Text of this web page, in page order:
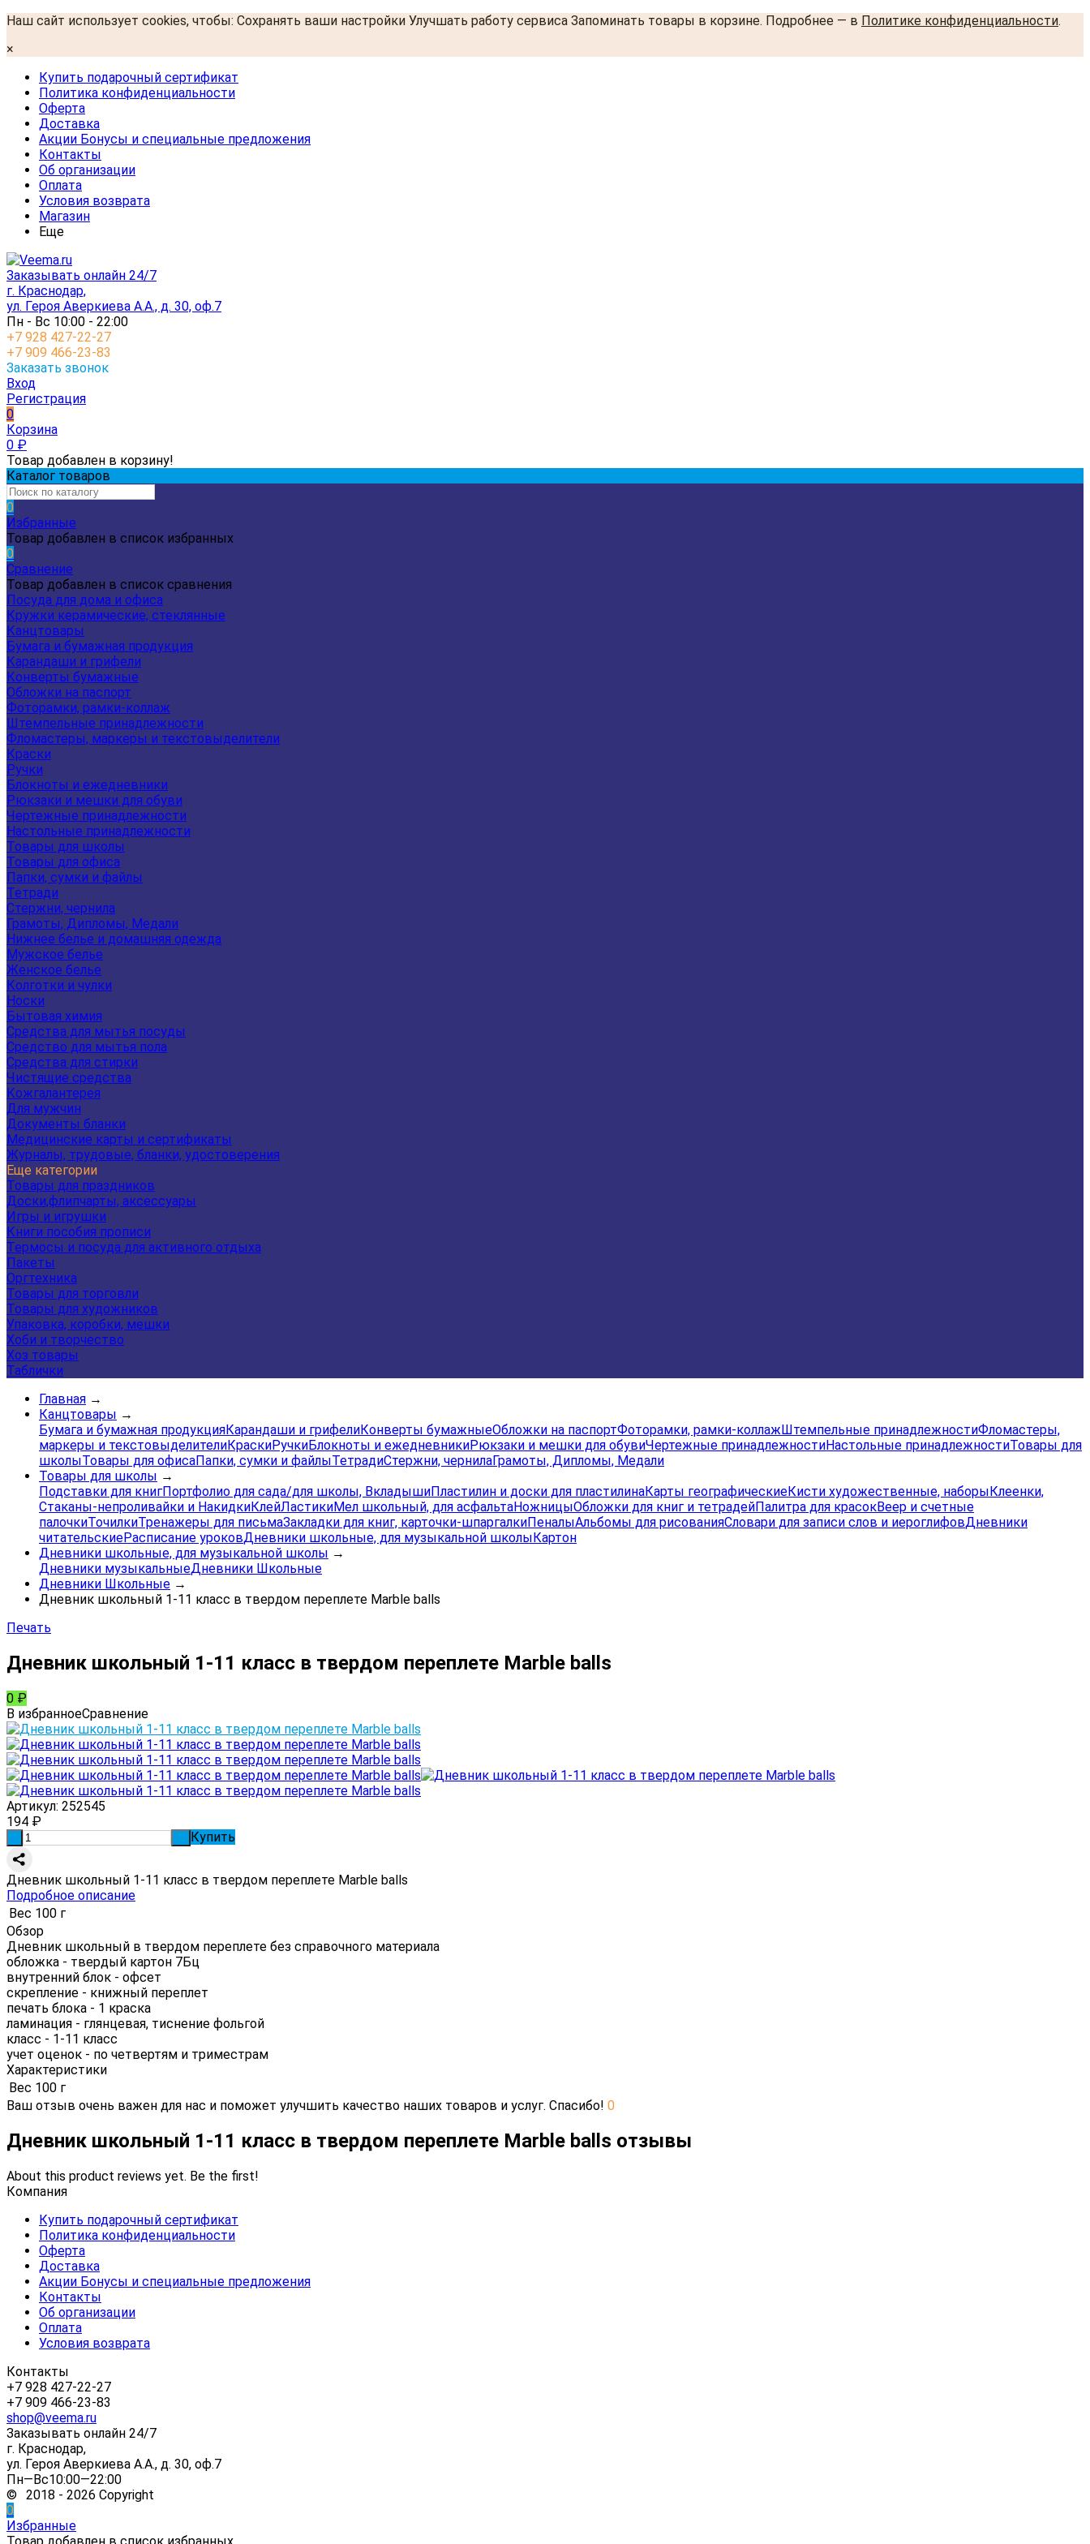
Наш сайт использует cookies, чтобы: Сохранять ваши настройки Улучшать работу сервиса Запоминать товары в корзине. Подробнее — в Политике конфиденциальности.
×
Купить подарочный сертификат
Политика конфиденциальности
Оферта
Доставка
Акции Бонусы и специальные предложения
Контакты
Об организации
Оплата
Условия возврата
Магазин
Еще
Заказывать онлайн 24/7
г. Краснодар,
ул. Героя Аверкиева А.А., д. 30, оф.7
Пн - Вс 10:00 - 22:00
+7 928 427-22-27
+7 909 466-23-83
Заказать звонок
Вход
Регистрация
0
Корзина
0 ₽
Товар добавлен в корзину!
Каталог товаров
0
Избранные
Товар добавлен в список избранных
0
Сравнение
Товар добавлен в список сравнения
Посуда для дома и офиса
Кружки керамические, стеклянные
Канцтовары
Бумага и бумажная продукция
Карандаши и грифели
Конверты бумажные
Обложки на паспорт
Фоторамки, рамки-коллаж
Штемпельные принадлежности
Фломастеры, маркеры и текстовыделители
Краски
Ручки
Блокноты и ежедневники
Рюкзаки и мешки для обуви
Чертежные принадлежности
Настольные принадлежности
Товары для школы
Товары для офиса
Папки, сумки и файлы
Тетради
Стержни, чернила
Грамоты, Дипломы, Медали
Нижнее белье и домашняя одежда
Мужское белье
Женское белье
Колготки и чулки
Носки
Бытовая химия
Средства для мытья посуды
Средство для мытья пола
Средства для стирки
Чистящие средства
Кожгалантерея
Для мужчин
Документы бланки
Медицинские карты и сертификаты
Журналы, трудовые, бланки, удостоверения
Еще категории
Товары для праздников
Доски,флипчарты, аксессуары
Игры и игрушки
Книги пособия прописи
Термосы и посуда для активного отдыха
Пакеты
Оргтехника
Товары для торговли
Товары для художников
Упаковка, коробки, мешки
Хоби и творчество
Хоз товары
Таблички
Главная →
Канцтовары →
Бумага и бумажная продукцияКарандаши и грифелиКонверты бумажныеОбложки на паспортФоторамки, рамки-коллажШтемпельные принадлежностиФломастеры,
маркеры и текстовыделителиКраскиРучкиБлокноты и ежедневникиРюкзаки и мешки для обувиЧертежные принадлежностиНастольные принадлежностиТовары для
школыТовары для офисаПапки, сумки и файлыТетрадиСтержни, чернилаГрамоты, Дипломы, Медали
Товары для школы →
Подставки для книгПортфолио для сада/для школы, ВкладышиПластилин и доски для пластилинаКарты географическиеКисти художественные, наборыКлеенки,
Стаканы-непроливайки и НакидкиКлейЛастикиМел школьный, для асфальтаНожницыОбложки для книг и тетрадейПалитра для красокВеер и счетные
палочкиТочилкиТренажеры для письмаЗакладки для книг, карточки-шпаргалкиПеналыАльбомы для рисованияСловари для записи слов и иероглифовДневники
читательскиеРасписание уроковДневники школьные, для музыкальной школыКартон
Дневники школьные, для музыкальной школы →
Дневники музыкальныеДневники Школьные
Дневники Школьные →
Дневник школьный 1-11 класс в твердом переплете Marble balls
Печать
Дневник школьный 1-11 класс в твердом переплете Marble balls
0 ₽
В избранноеСравнение
Артикул: 252545
194 ₽
Купить
Дневник школьный 1-11 класс в твердом переплете Marble balls
Подробное описание
Вес 100 г
Обзор
Дневник школьный в твердом переплете без справочного материала
обложка - твердый картон 7Бц
внутренний блок - офсет
скрепление - книжный переплет
печать блока - 1 краска
ламинация - глянцевая, тиснение фольгой
класс - 1-11 класс
учет оценок - по четвертям и триместрам
Характеристики
Вес 100 г
Ваш отзыв очень важен для нас и поможет улучшить качество наших товаров и услуг. Спасибо! 0
Дневник школьный 1-11 класс в твердом переплете Marble balls отзывы
About this product reviews yet. Be the first!
Компания
Купить подарочный сертификат
Политика конфиденциальности
Оферта
Доставка
Акции Бонусы и специальные предложения
Контакты
Об организации
Оплата
Условия возврата
Контакты
+7 928 427-22-27
+7 909 466-23-83
shop@veema.ru
Заказывать онлайн 24/7
г. Краснодар,
ул. Героя Аверкиева А.А., д. 30, оф.7
Пн—Вс10:00—22:00
© 2018 - 2026 Copyright
0
Избранные
Товар добавлен в список избранных